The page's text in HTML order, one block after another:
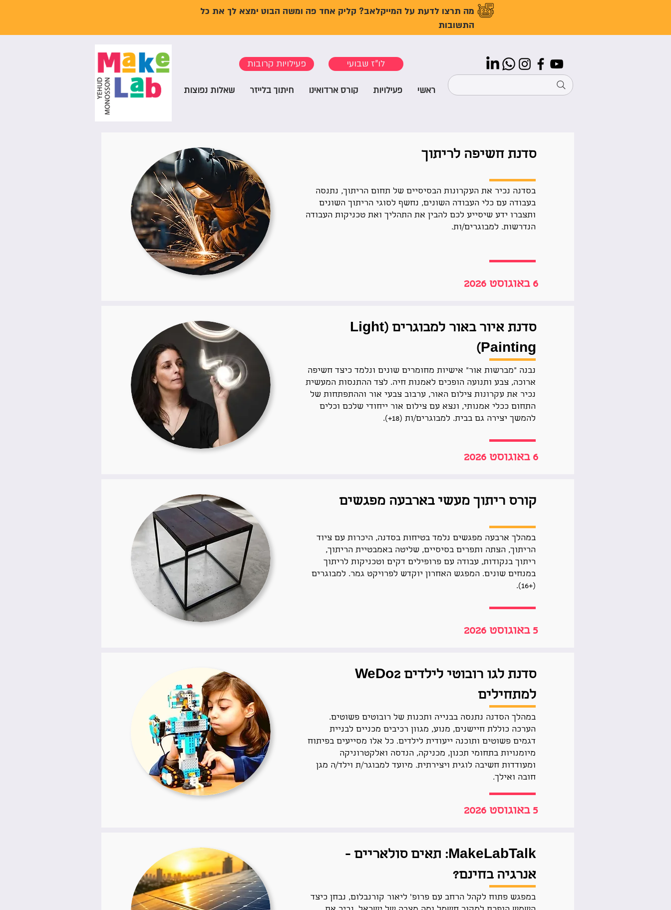
מה תרצו לדעת על המייקלאב? קליק אחד פה ומשה הבוט ימצא לך את כל
התשובות
פעילויות קרובות לו"ז שבועי
ראשי פעילויות קורס ארדואינו חיתוך בלייזר שאלות נפוצות
סדנת חשיפה לריתוך
בסדנה נכיר את העקרונות הבסיסיים של תחום הריתוך, נתנסה
בעבודה עם כלי העבודה השונים, נחשף לסוגי הריתוך השונים
ותצברו ידע שיסייע לכם להבין את התהליך ואת טכניקות העבודה
הנדרשות. למבוגרים/ות.
6 באוגוסט 2026
סדנת איור באור למבוגרים (Light
Painting)
נבנה “מברשות אור” אישיות מחומרים שונים ונלמד כיצד חשיפה
ארוכה, צבע ותנועה הופכים לאמנות חיה. לצד ההתנסות המעשית
נכיר את עקרונות צילום האור, ערבוב צבעי אור וההתפתחות של
התחום ככלי אמנותי, ונצא עם צילום אור ייחודי שלכם וכלים
להמשך יצירה גם בבית. למבוגרים/ות (18+).
6 באוגוסט 2026
קורס ריתוך מעשי בארבעה מפגשים
במהלך ארבעה מפגשים נלמד בטיחות בסדנה, היכרות עם ציוד
הריתוך, הצתה ותפרים בסיסיים, שליטה באמבטיית הריתוך,
ריתוך בנקודות, עבודה עם פרופילים דקים וטכניקות לריתוך
במנחים שונים. המפגש האחרון יוקדש לפרויקט גמר. למבוגרים
(+16).
5 באוגוסט 2026
סדנת לגו רובוטי לילדים WeDo2
למתחילים
במהלך הסדנה נתנסה בבנייה ותכנות של רובוטים פשוטים.
הערכה כוללת חיישנים, מנוע, מגוון רכיבים מכניים לבניית
דגמים פשוטים ותוכנה ייעודית לילדים. כל אלו מסייעים בפיתוח
מיומנויות בתחומי תכנון, מכניקה, הנדסה ואלקטרוניקה
ומעודדות חשיבה לוגית ויצירתית. מיועד למבוגר/ת וילד/ה מגן
חובה ואילך.
5 באוגוסט 2026
MakeLabTalk: תאים סולאריים -
אנרגיה בחינם?
במפגש פתוח לקהל הרחב עם פרופ’ ליאור קורנבלום, נבחן כיצד